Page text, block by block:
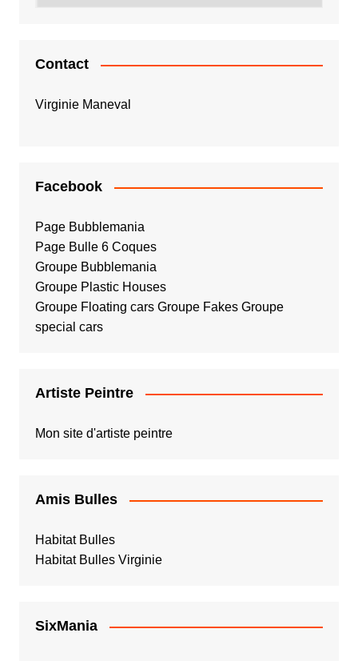
Contact
Virginie Maneval
Facebook
Page Bubblemania
Page Bulle 6 Coques
Groupe Bubblemania
Groupe Plastic Houses
Groupe Floating cars Groupe Fakes Groupe
special cars
Artiste Peintre
Mon site d'artiste peintre
Amis Bulles
Habitat Bulles
Habitat Bulles Virginie
SixMania